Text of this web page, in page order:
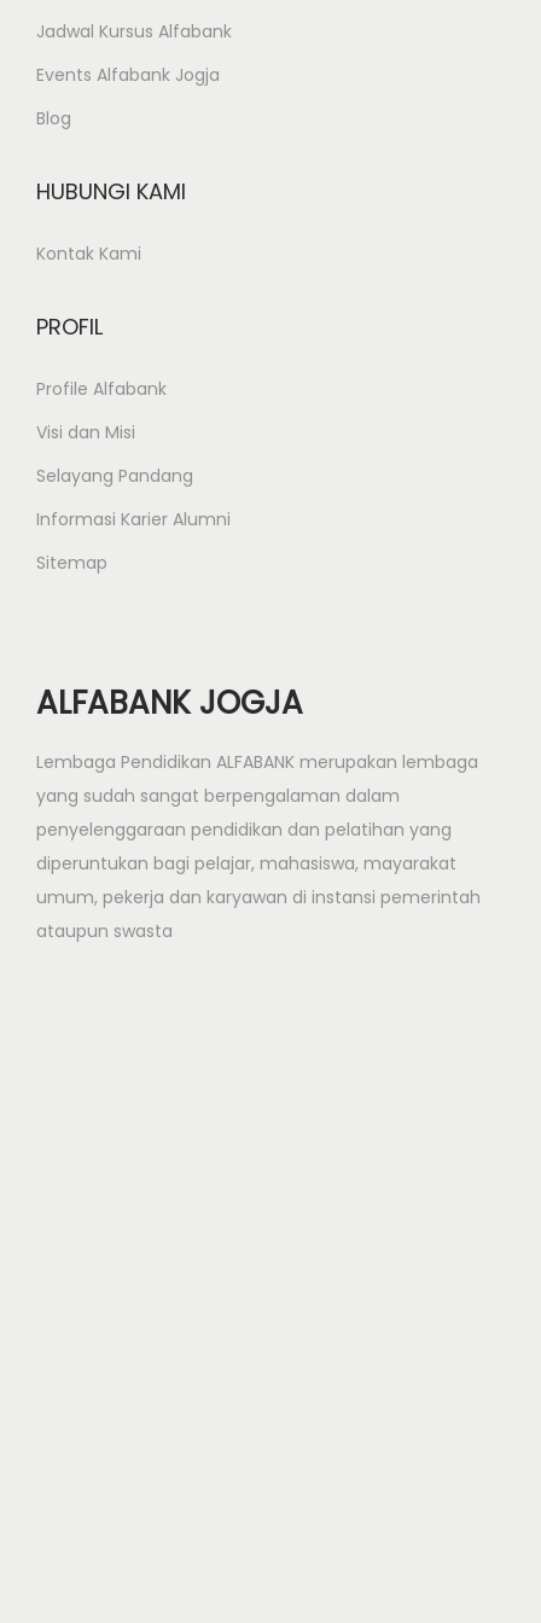
Jadwal Kursus Alfabank
Events Alfabank Jogja
Blog
HUBUNGI KAMI
Kontak Kami
PROFIL
Profile Alfabank
Visi dan Misi
Selayang Pandang
Informasi Karier Alumni
Sitemap
ALFABANK JOGJA
Lembaga Pendidikan ALFABANK merupakan lembaga
yang sudah sangat berpengalaman dalam
penyelenggaraan pendidikan dan pelatihan yang
diperuntukan bagi pelajar, mahasiswa, mayarakat
umum, pekerja dan karyawan di instansi pemerintah
ataupun swasta